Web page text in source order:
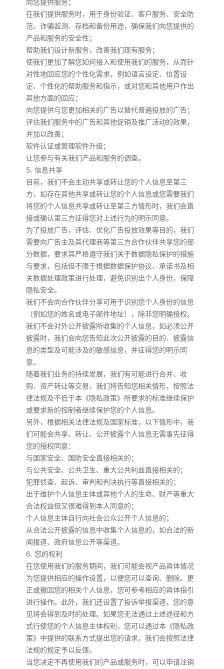
向您提供服务；
在我们提供服务时，用于身份验证、客户服务、安全防
范、诈骗监测、存档和备份用途，确保我们向您提供的
产品和服务的安全性；
帮助我们设计新服务，改善我们现有服务；
使我们更加了解您如何接入和使用我们的服务，从而针
对性地回应您的个性化需求，例如语言设定、位置设
定、个性化的帮助服务和指示，或对您和其他用户作出
其他方面的回应；
向您提供与您更加相关的广告以替代普遍投放的广告；
评估我们服务中的广告和其他促销及推广活动的效果，
并加以改善；
软件认证或管理软件升级；
让您参与有关我们产品和服务的调查。
5. 信息共享
目前，我们不会主动共享或转让您的个人信息至第三
方，如存在其他共享或转让您的个人信息或您需要我们
将您的个人信息共享或转让至第三方情形时，我们会直
接或确认第三方征得您对上述行为的明示同意。
为了投放广告，评估、优化广告投放效果等目的，我们
需要向广告主及其代理商等第三方合作伙伴共享您的部
分数据，要求其严格遵守我们关于数据隐私保护的措施
与要求，包括但不限于根据数据保护协议、承诺书及相
关数据处理政策进行处理，避免识别出个人身份，保障
隐私安全。
我们不会向合作伙伴分享可用于识别您个人身份的信息
（例如您的姓名或电子邮件地址），除非您明确授权。
我们不会对外公开披露所收集的个人信息，如必须公开
披露时，我们会向您告知此次公开披露的目的、披露信
息的类型及可能涉及的敏感信息，并征得您的明示同
意。
随着我们业务的持续发展，我们有可能进行合并、收
购、资产转让等交易，我们将告知您相关情形，按照法
律法规及不低于本《隐私政策》所要求的标准继续保护
或要求新的控制者继续保护您的个人信息。
另外，根据相关法律法规及国家标准，以下情形中，我
们可能会共享、转让、公开披露个人信息无需事先征得
您的授权同意：
与国家安全、国防安全直接相关的；
与公共安全、公共卫生、重大公共利益直接相关的；
犯罪侦查、起诉、审判和判决执行等直接相关的；
出于维护个人信息主体或其他个人的生命、财产等重大
合法权益但又很难得到本人同意的；
个人信息主体自行向社会公众公开个人信息的；
从合法公开披露的信息中收集个人信息的，如合法的新
闻报道、政府信息公开等渠道。
6. 您的权利
在您使用我们的服务期间，我们可能会视产品具体情况
为您提供相应的操作设置，以便您可以查询、删除、更
正或撤回您的相关个人信息，您可参考相应的具体指引
进行操作。此外，我们还设置了投诉举报渠道，您的意
见将会得到及时的处理。如果您无法通过上述途径和方
式行使您的个人信息主体权利，您可以通过本《隐私政
策》中提供的联系方式提出您的请求，我们会按照法律
法规的规定予以反馈。
当您决定不再使用我们的产品或服务时，可以申请注销